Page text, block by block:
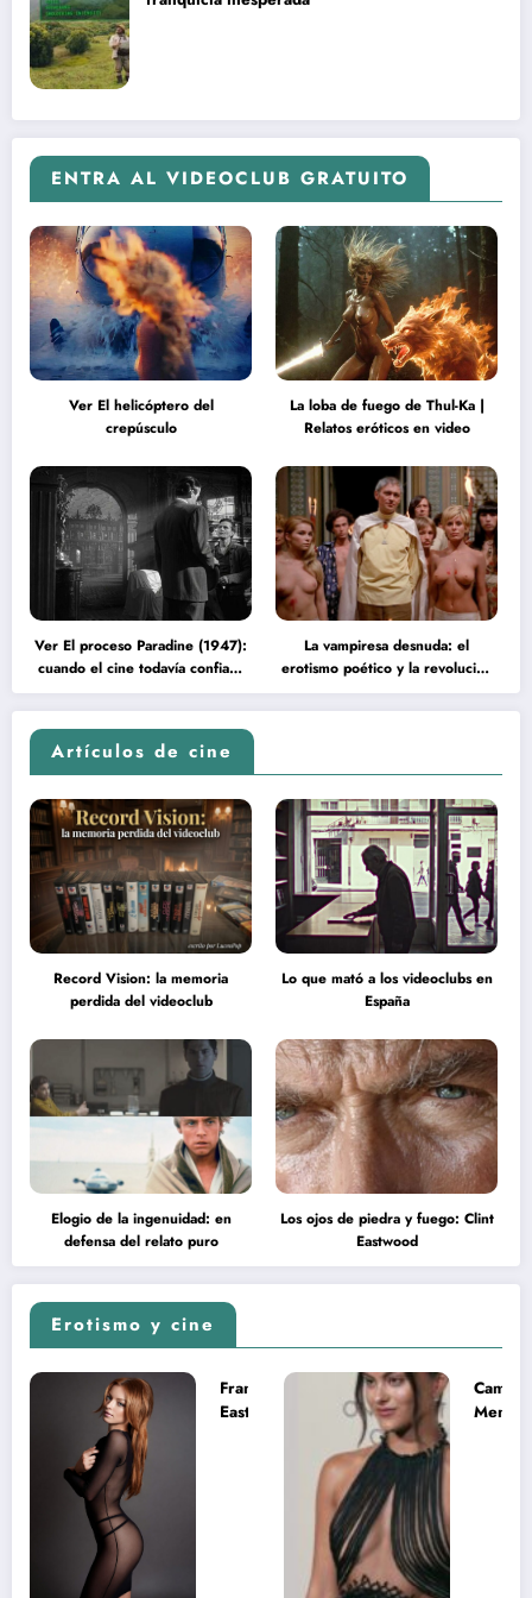
ENTRA AL VIDEOCLUB GRATUITO
Ver El helicóptero del
crepúsculo
La loba de fuego de Thul-Ka |
Relatos eróticos en video
Ver El proceso Paradine (1947):
cuando el cine todavía confiaba
en la inteligencia del espectador
La vampiresa desnuda: el
erotismo poético y la revolución
psicodélica de Jean Rollin
Artículos de cine
Record Vision: la memoria
perdida del videoclub
Lo que mató a los videoclubs en
España
Elogio de la ingenuidad: en
defensa del relato puro
Los ojos de piedra y fuego: Clint
Eastwood
Erotismo y cine
Francesca
Eastwood y
Camila
Mendes